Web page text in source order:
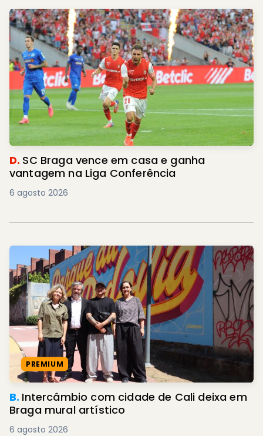
D. SC Braga vence em casa e ganha
vantagem na Liga Conferência
6 agosto 2026
PREMIUM
B. Intercâmbio com cidade de Cali deixa em
Braga mural artístico
6 agosto 2026